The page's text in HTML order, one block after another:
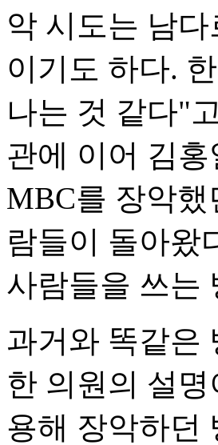
악 시도는 남
이기도 하다.
나는 것 같다"
관에 이어 김
MBC를 장악
람들이 돌아왔
사람들을 쓰는
과거와 똑같은
한 의원의 설
용해 장악하던